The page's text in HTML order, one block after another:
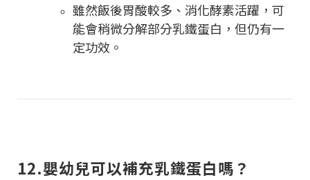
雖然飯後胃酸較多、消化酵素活躍，可
能會稍微分解部分乳鐵蛋白，但仍有一
定功效。
12.嬰幼兒可以補充乳鐵蛋白嗎？